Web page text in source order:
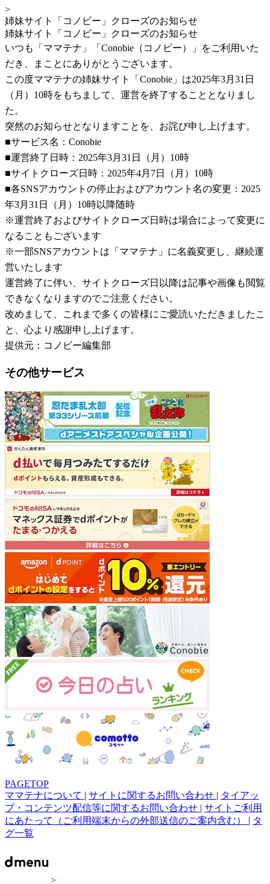
>
姉妹サイト「コノビー」クローズのお知らせ
姉妹サイト「コノビー」クローズのお知らせ
いつも「ママテナ」「Conobie（コノビー）」をご利用いた
だき、まことにありがとうございます。
この度ママテナの姉妹サイト「Conobie」は2025年3月31日
（月）10時をもちまして、運営を終了することとなりまし
た。
突然のお知らせとなりますことを、お詫び申し上げます。
■サービス名：Conobie
■運営終了日時：2025年3月31日（月）10時
■サイトクローズ日時：2025年4月7日（月）10時
■各SNSアカウントの停止およびアカウント名の変更：2025
年3月31日（月）10時以降随時
※運営終了およびサイトクローズ日時は場合によって変更に
なることもございます
※一部SNSアカウントは「ママテナ」に名義変更し、継続運
営いたします
運営終了に伴い、サイトクローズ日以降は記事や画像も閲覧
できなくなりますのでご注意ください。
改めまして、これまで多くの皆様にご愛読いただきましたこ
と、心より感謝申し上げます。
提供元：コノビー編集部
その他サービス
PAGETOP
ママテナについて | サイトに関するお問い合わせ | タイアッ
プ・コンテンツ配信等に関するお問い合わせ | サイトご利用
にあたって（ご利用端末からの外部送信のご案内含む） | タ
グ一覧
>